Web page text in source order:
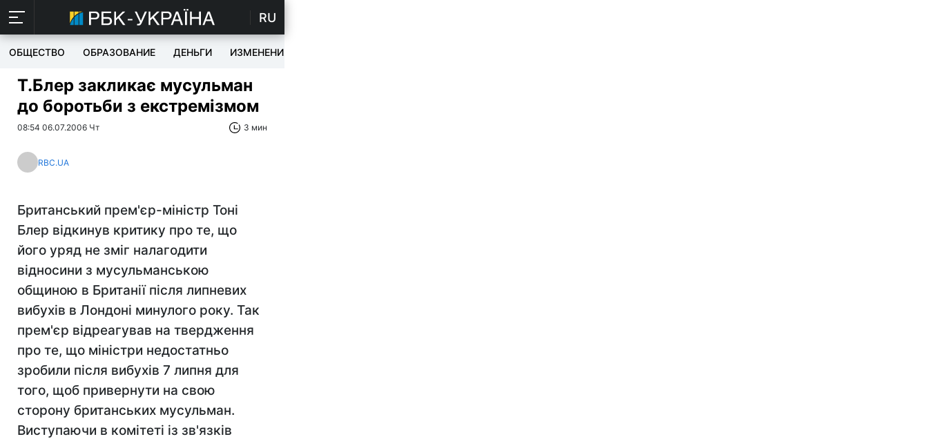
RU
ОБЩЕСТВО ОБРАЗОВАНИЕ ДЕНЬГИ ИЗМЕНЕНИЯ
Т.Блер закликає мусульман
до боротьби з екстремізмом
08:54 06.07.2006 Чт 3 мин
RBC.UA
Британський прем'єр-міністр Тоні
Блер відкинув критику про те, що
його уряд не зміг налагодити
відносини з мусульманською
общиною в Британії після липневих
вибухів в Лондоні минулого року. Так
прем'єр відреагував на твердження
про те, що міністри недостатньо
зробили після вибухів 7 липня для
того, щоб привернути на свою
сторону британських мусульман.
Виступаючи в комітеті із зв'язків